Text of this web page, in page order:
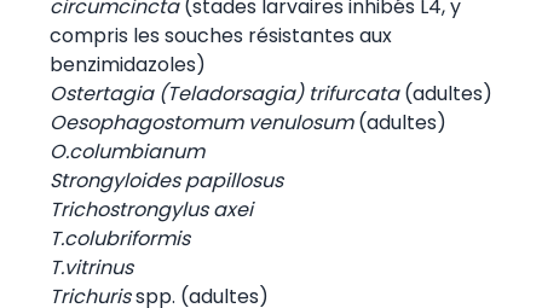
circumcincta(stades larvaires inhibés L4, y
compris les souches résistantes aux
benzimidazoles)
Ostertagia (Teladorsagia) trifurcata(adultes)
Oesophagostomum venulosum(adultes)
O.columbianum
Strongyloides papillosus
Trichostrongylus axei
T.colubriformis
T.vitrinus
Trichurisspp. (adultes)